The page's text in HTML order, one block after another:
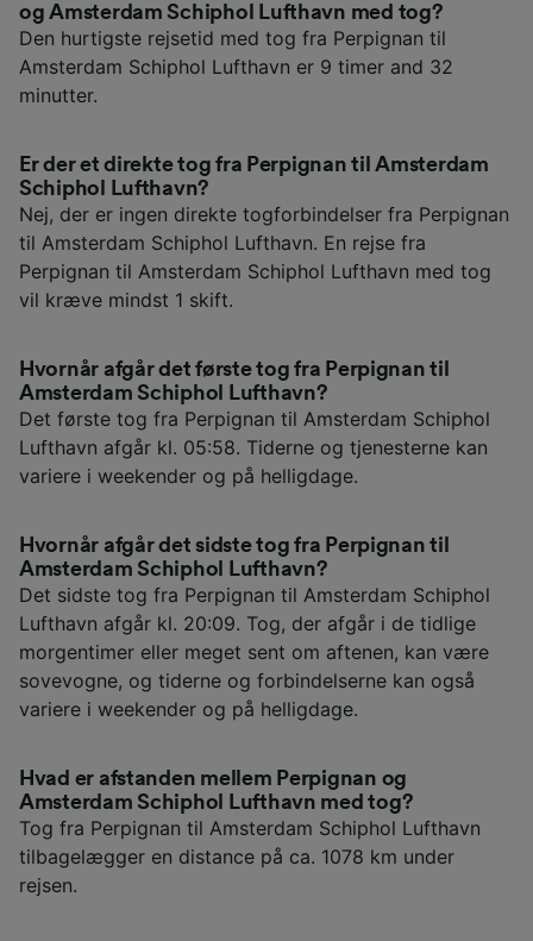
og Amsterdam Schiphol Lufthavn med tog?
Den hurtigste rejsetid med tog fra Perpignan til
Amsterdam Schiphol Lufthavn er 9 timer and 32
minutter.
Er der et direkte tog fra Perpignan til Amsterdam
Schiphol Lufthavn?
Nej, der er ingen direkte togforbindelser fra Perpignan
til Amsterdam Schiphol Lufthavn. En rejse fra
Perpignan til Amsterdam Schiphol Lufthavn med tog
vil kræve mindst 1 skift.
Hvornår afgår det første tog fra Perpignan til
Amsterdam Schiphol Lufthavn?
Det første tog fra Perpignan til Amsterdam Schiphol
Lufthavn afgår kl. 05:58. Tiderne og tjenesterne kan
variere i weekender og på helligdage.
Hvornår afgår det sidste tog fra Perpignan til
Amsterdam Schiphol Lufthavn?
Det sidste tog fra Perpignan til Amsterdam Schiphol
Lufthavn afgår kl. 20:09. Tog, der afgår i de tidlige
morgentimer eller meget sent om aftenen, kan være
sovevogne, og tiderne og forbindelserne kan også
variere i weekender og på helligdage.
Hvad er afstanden mellem Perpignan og
Amsterdam Schiphol Lufthavn med tog?
Tog fra Perpignan til Amsterdam Schiphol Lufthavn
tilbagelægger en distance på ca. 1078 km under
rejsen.